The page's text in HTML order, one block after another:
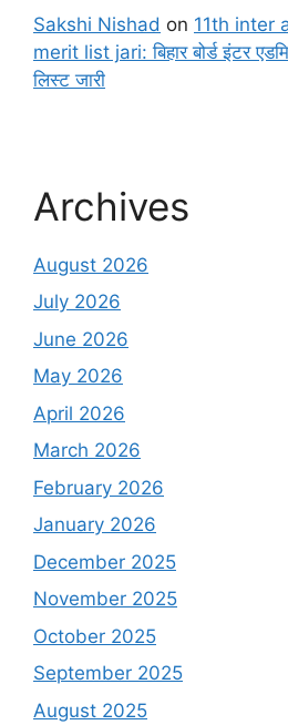
Sakshi Nishad on 11th inter
merit list jari: बिहार बोर्ड इंटर
लिस्ट जारी
Archives
August 2026
July 2026
June 2026
May 2026
April 2026
March 2026
February 2026
January 2026
December 2025
November 2025
October 2025
September 2025
August 2025